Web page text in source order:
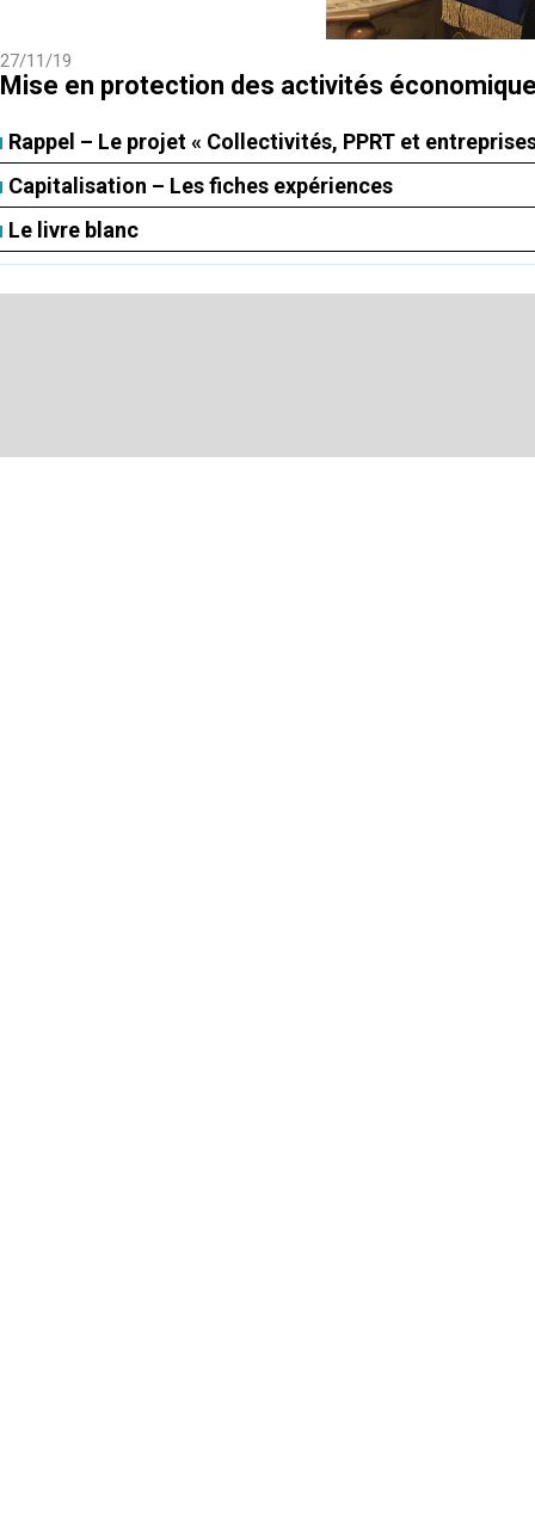
27/11/19
Mise en protection des activités
Rappel – Le projet « Collectivités, PPRT et
Capitalisation – Les fiches expériences
Le livre blanc